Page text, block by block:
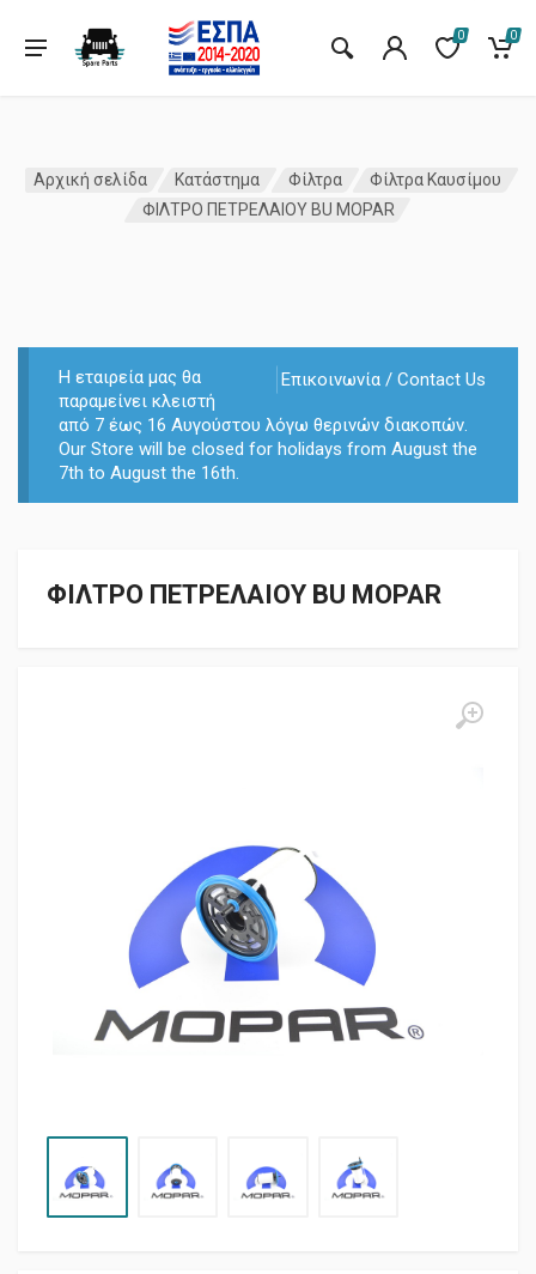
0 0
Αρχική σελίδα Κατάστημα Φίλτρα
Φίλτρα Καυσίμου
ΦΙΛΤΡΟ ΠΕΤΡΕΛΑΙΟΥ BU MOPAR
Επικοινωνία / Contact Us
Η εταιρεία μας θα
παραμείνει κλειστή
από 7 έως 16 Αυγούστου λόγω θερινών διακοπών.
Our Store will be closed for holidays from August the
7th to August the 16th.
ΦΙΛΤΡΟ ΠΕΤΡΕΛΑΙΟΥ BU MOPAR